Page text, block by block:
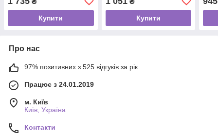
Купити Купити
Про нас
97% позитивних з 525 відгуків за рік
Працює з 24.01.2019
м. Київ
Київ, Україна
Контакти